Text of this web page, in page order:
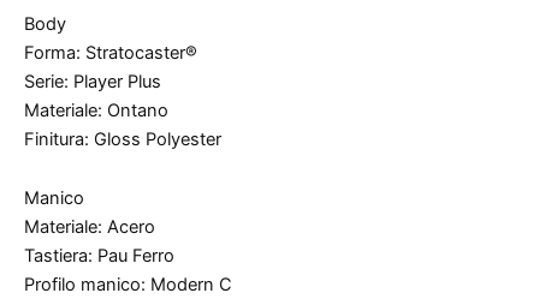
Body
Forma: Stratocaster®
Serie: Player Plus
Materiale: Ontano
Finitura: Gloss Polyester
Manico
Materiale: Acero
Tastiera: Pau Ferro
Profilo manico: Modern C